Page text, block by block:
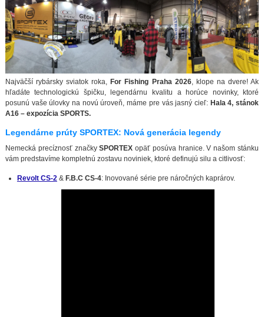
Najväčší rybársky sviatok roka,For Fishing Praha 2026, klope na dvere! Ak
hľadáte technologickú špičku, legendárnu kvalitu a horúce novinky, ktoré
posunú vaše úlovky na novú úroveň, máme pre vás jasný cieľ: Hala 4, stánok
A16 – expozícia SPORTS.
Legendárne prúty SPORTEX: Nová generácia legendy
Nemecká precíznosť značkySPORTEX opäť posúva hranice. V našom stánku
vám predstavíme kompletnú zostavu noviniek, ktoré definujú silu a citlivosť:
Revolt CS-2 & F.B.C CS-4: Inovované série pre náročných kaprárov.